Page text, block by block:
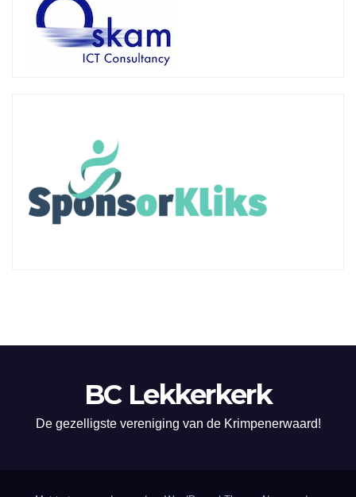
BC Lekkerkerk
De gezelligste vereniging van de Krimpenerwaard!